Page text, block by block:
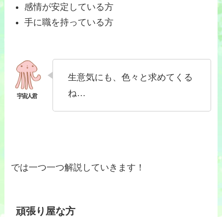
感情が安定している方
手に職を持っている方
生意気にも、色々と求めてくる
ね…
では一つ一つ解説していきます！
頑張り屋な方